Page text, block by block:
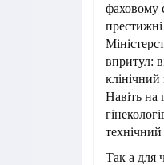
фаховому
впритул:
Навіть на
Так а для